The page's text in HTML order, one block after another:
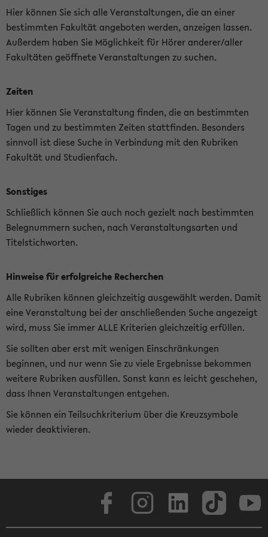
Hier können Sie sich alle Veranstaltungen, die an einer
bestimmten Fakultät angeboten werden, anzeigen lassen.
Außerdem haben Sie Möglichkeit für Hörer anderer/aller
Fakultäten geöffnete Veranstaltungen zu suchen.
Zeiten
Hier können Sie Veranstaltung finden, die an bestimmten
Tagen und zu bestimmten Zeiten stattfinden. Besonders
sinnvoll ist diese Suche in Verbindung mit den Rubriken
Fakultät und Studienfach.
Sonstiges
Schließlich können Sie auch noch gezielt nach bestimmten
Belegnummern suchen, nach Veranstaltungsarten und
Titelstichworten.
Hinweise für erfolgreiche Recherchen
Alle Rubriken können gleichzeitig ausgewählt werden. Damit
eine Veranstaltung bei der anschließenden Suche angezeigt
wird, muss Sie immer ALLE Kriterien gleichzeitig erfüllen.
Sie sollten aber erst mit wenigen Einschränkungen
beginnen, und nur wenn Sie zu viele Ergebnisse bekommen
weitere Rubriken ausfüllen. Sonst kann es leicht geschehen,
dass Ihnen Veranstaltungen entgehen.
Sie können ein Teilsuchkriterium über die Kreuzsymbole
wieder deaktivieren.